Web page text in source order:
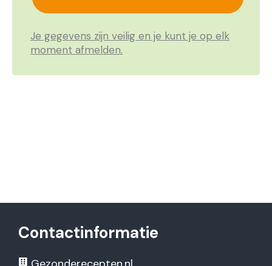
Je gegevens zijn veilig en je kunt je op elk
moment afmelden.
Contactinformatie